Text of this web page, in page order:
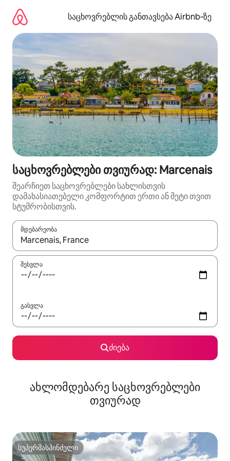
გადასვლა
საცხოვრებლის განთავსება Airbnb‑ზე
საცხოვრებლები თვიურად: Marcenais
შეარჩიეთ საცხოვრებლები სახლისთვის
დამახასიათებელი კომფორტით ერთი ან მეტი თვით
სტუმრობისთვის.
მდებარეობა
როცა შედეგები ხელმისაწვდომი გახდება, ნავიგაციისთვის
შესვლა
გასვლა
ძიება
ახლომდებარე საცხოვრებლები
თვიურად
სუპერმასპინძელი
სუპერმასპინძელი